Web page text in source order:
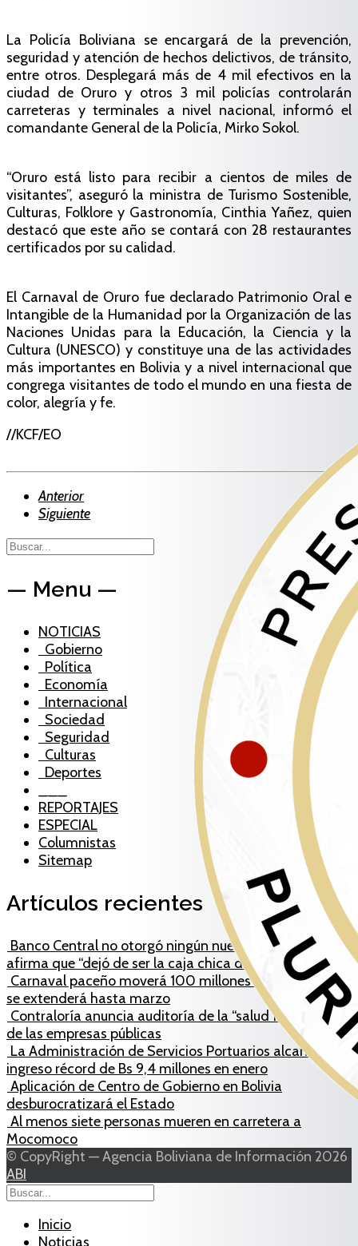
La Policía Boliviana se encargará de la prevención,
seguridad y atención de hechos delictivos, de tránsito,
entre otros. Desplegará más de 4 mil efectivos en la
ciudad de Oruro y otros 3 mil policías controlarán
carreteras y terminales a nivel nacional, informó el
comandante General de la Policía, Mirko Sokol.
“Oruro está listo para recibir a cientos de miles de
visitantes”, aseguró la ministra de Turismo Sostenible,
Culturas, Folklore y Gastronomía, Cinthia Yañez, quien
destacó que este año se contará con 28 restaurantes
certificados por su calidad.
El Carnaval de Oruro fue declarado Patrimonio Oral e
Intangible de la Humanidad por la Organización de las
Naciones Unidas para la Educación, la Ciencia y la
Cultura (UNESCO) y constituye una de las actividades
más importantes en Bolivia y a nivel internacional que
congrega visitantes de todo el mundo en una fiesta de
color, alegría y fe.
//KCF/EO
Anterior
Siguiente
— Menu —
NOTICIAS
Gobierno
Política
Economía
Internacional
Sociedad
Seguridad
Culturas
Deportes
REPORTAJES
ESPECIAL
Columnistas
Sitemap
Artículos recientes
Banco Central no otorgó ningún nuevo crédito y
afirma que “dejó de ser la caja chica del Gobierno”
Carnaval paceño moverá 100 millones de bolivianos y
se extenderá hasta marzo
Contraloría anuncia auditoría de la “salud financiera”
de las empresas públicas
La Administración de Servicios Portuarios alcanza un
ingreso récord de Bs 9,4 millones en enero
Aplicación de Centro de Gobierno en Bolivia
desburocratizará el Estado
Al menos siete personas mueren en carretera a
Mocomoco
© CopyRight — Agencia Boliviana de Información 2026
ABI
Inicio
Noticias